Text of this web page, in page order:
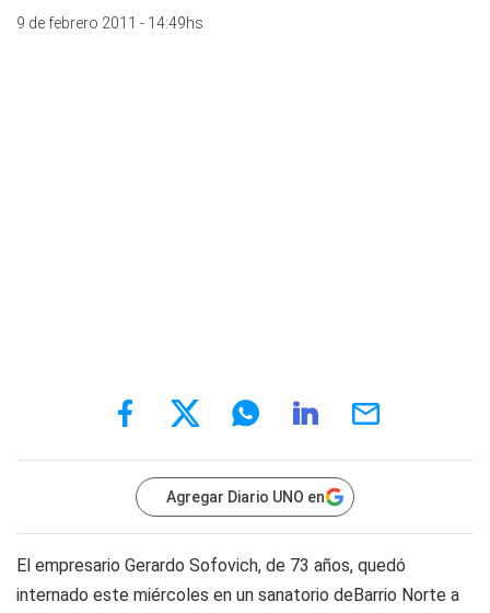
9 de febrero 2011 - 14:49hs
Agregar Diario UNO en
El empresario Gerardo Sofovich, de 73 años, quedó
internado este miércoles en un sanatorio deBarrio Norte a